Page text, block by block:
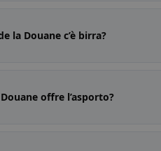
la Douane c’è birra?
offre l’asporto?